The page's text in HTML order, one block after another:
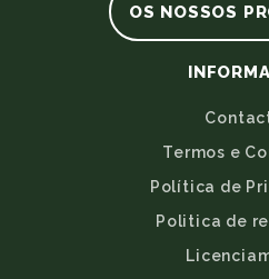
OS NOSSOS
Termos e
Política de
Politica de